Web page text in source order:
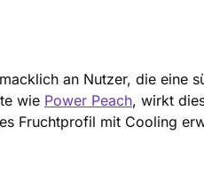
an Nutzer, die eine
wie Power Peach, wirkt
Fruchtprofil mit Cooling